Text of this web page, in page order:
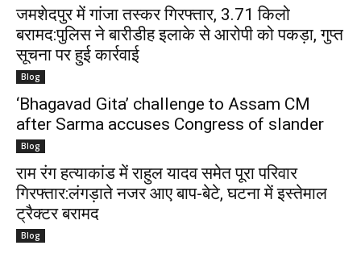
जमशेदपुर में गांजा तस्कर गिरफ्तार, 3.71 किलो
बरामद:पुलिस ने बारीडीह इलाके से आरोपी को पकड़ा, गुप्त
सूचना पर हुई कार्रवाई
Blog
‘Bhagavad Gita’ challenge to Assam CM
after Sarma accuses Congress of slander
Blog
राम रंग हत्याकांड में राहुल यादव समेत पूरा परिवार
गिरफ्तार:लंगड़ाते नजर आए बाप-बेटे, घटना में इस्तेमाल
ट्रैक्टर बरामद
Blog